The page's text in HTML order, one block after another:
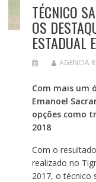
TÉCNICO
OS
ESTADUAL
AGENCIA
Com mais um
Emanoel
opções como
2018
Com o
realizado no
2017, o técnico